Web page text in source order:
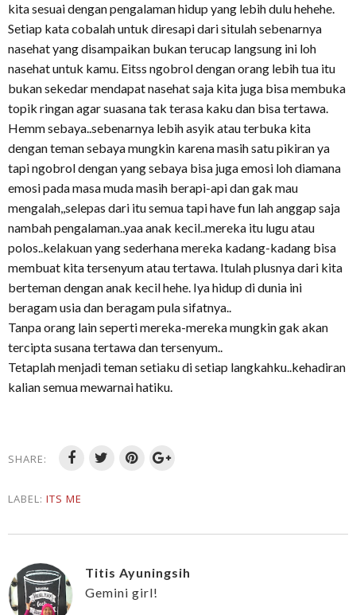
kita sesuai dengan pengalaman hidup yang lebih dulu hehehe.
Setiap kata cobalah untuk diresapi dari situlah sebenarnya
nasehat yang disampaikan bukan terucap langsung ini loh
nasehat untuk kamu. Eitss ngobrol dengan orang lebih tua itu
bukan sekedar mendapat nasehat saja kita juga bisa membuka
topik ringan agar suasana tak terasa kaku dan bisa tertawa.
Hemm sebaya..sebenarnya lebih asyik atau terbuka kita
dengan teman sebaya mungkin karena masih satu pikiran ya
tapi ngobrol dengan yang sebaya bisa juga emosi loh diamana
emosi pada masa muda masih berapi-api dan gak mau
mengalah,,selepas dari itu semua tapi have fun lah anggap saja
nambah pengalaman..yaa anak kecil..mereka itu lugu atau
polos..kelakuan yang sederhana mereka kadang-kadang bisa
membuat kita tersenyum atau tertawa. Itulah plusnya dari kita
berteman dengan anak kecil hehe. Iya hidup di dunia ini
beragam usia dan beragam pula sifatnya..
Tanpa orang lain seperti mereka-mereka mungkin gak akan
tercipta susana tertawa dan tersenyum..
Tetaplah menjadi teman setiaku di setiap langkahku..kehadiran
kalian semua mewarnai hatiku.
SHARE:
LABEL: ITS ME
Titis Ayuningsih
Gemini girl!